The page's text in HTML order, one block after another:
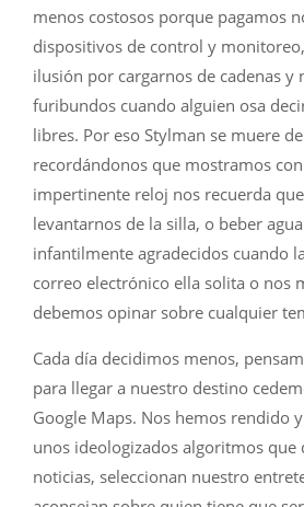
menos costosos porque pagamos
dispositivos de control y
ilusión por cargarnos de cadenas y
furibundos cuando alguien osa
libres. Por eso Stylman se muere
recordándonos que mostramos
impertinente reloj nos recuerda
levantarnos de la silla, o beber
infantilmente agradecidos cuando
correo electrónico ella solita o nos
debemos opinar sobre cualquier
Cada día decidimos menos,
para llegar a nuestro destino
Google Maps. Nos hemos rendido
unos ideologizados algoritmos que
noticias, seleccionan nuestro